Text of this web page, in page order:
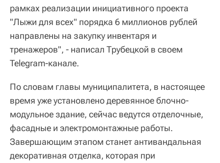
рамках реализации инициативного проекта
"Лыжи для всех" порядка 6 миллионов рублей
направлены на закупку инвентаря и
тренажеров", - написал Трубецкой в своем
Telegram-канале.
По словам главы муниципалитета, в настоящее
время уже установлено деревянное блочно-
модульное здание, сейчас ведутся отделочные,
фасадные и электромонтажные работы.
Завершающим этапом станет антивандальная
декоративная отделка, которая при